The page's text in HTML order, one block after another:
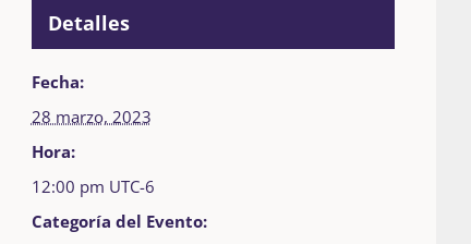
Detalles
Fecha:
28 marzo, 2023
Hora:
12:00 pm UTC-6
Categoría del Evento: